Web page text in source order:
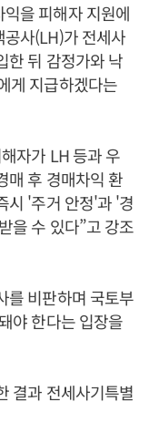
을 피해자 지원에
사(LH)가 전세사
한 뒤 감정가와 낙
게 지급하겠다는
자가 LH 등과 우
매 후 경매차익 환
시 '주거 안정'과 '경
을 수 있다”고 강조
를 비판하며 국토부
야 한다는 입장을
결과 전세사기특별